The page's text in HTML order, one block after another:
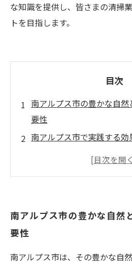
な知識を提供し、皆さまの清掃
トを目指します。
目次
南アルプス市の豊かな自
要性
南アルプス市で実践する
持続可能な南アルプス市
南アルプス市の豊かな自然
要性
南アルプス市は、その豊かな自